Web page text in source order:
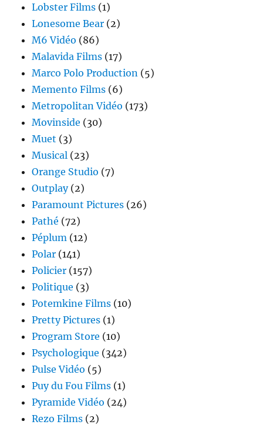
Lobster Films (1)
Lonesome Bear (2)
M6 Vidéo (86)
Malavida Films (17)
Marco Polo Production (5)
Memento Films (6)
Metropolitan Vidéo (173)
Movinside (30)
Muet (3)
Musical (23)
Orange Studio (7)
Outplay(2)
Paramount Pictures (26)
Pathé (72)
Péplum (12)
Polar (141)
Policier (157)
Politique (3)
Potemkine Films (10)
Pretty Pictures (1)
Program Store (10)
Psychologique (342)
Pulse Vidéo (5)
Puy du Fou Films (1)
Pyramide Vidéo (24)
Rezo Films (2)